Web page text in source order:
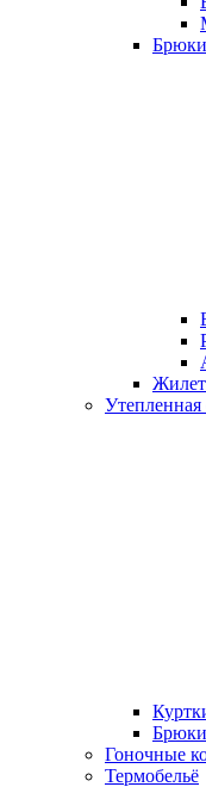
Брюки
Утепленная
Брюки
Гоночные
Термобельё